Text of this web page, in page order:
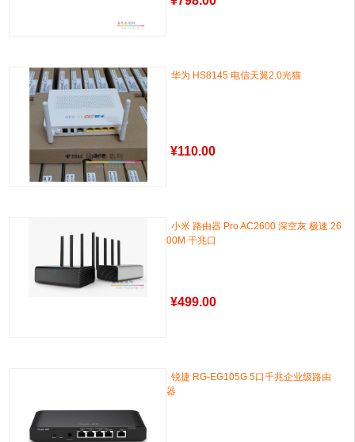
华为 HS8145 电信天翼2.0光猫
¥110.00
小米 路由器 Pro AC2600 深空灰 极速 26
00M 千兆口
¥499.00
锐捷 RG-EG105G 5口千兆企业级路由
器